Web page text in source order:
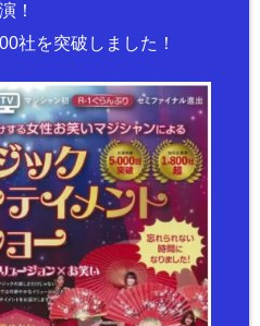
演！
社を突破しました！